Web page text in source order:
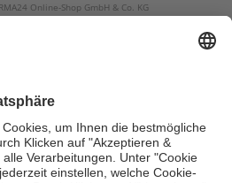
Online-Shop GmbH & Co. KG